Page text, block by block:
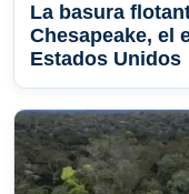
La basura
Chesapeake, el
Estados Unidos